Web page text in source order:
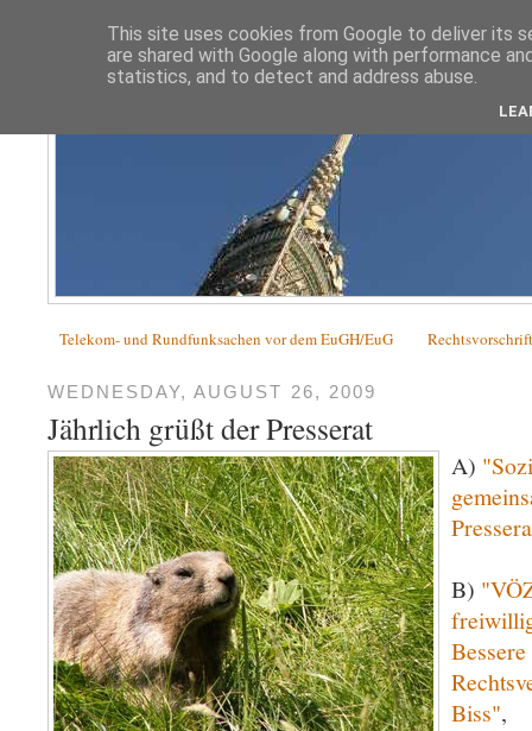
Telekom- und Rundfunksachen vor dem EuGH/EuG
WEDNESDAY, AUGUST 26, 2009
Jährlich grüßt der Presserat
A)
B)
Biss",
This site uses cookies from Google to deliver its
are shared with Google along with performance
statistics, and to detect and address abuse.